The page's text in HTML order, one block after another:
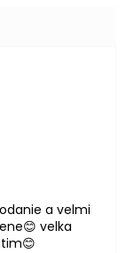
5 hviezdičiek.
5 hviezdičiek.
a velmi
velka